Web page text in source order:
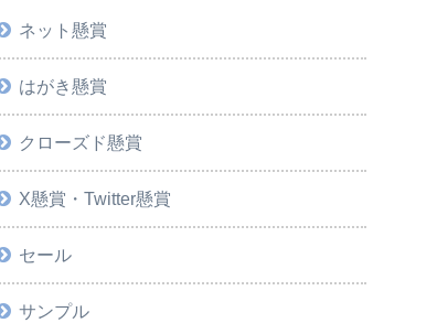
ネット懸賞
はがき懸賞
クローズド懸賞
X懸賞・Twitter懸賞
セール
サンプル